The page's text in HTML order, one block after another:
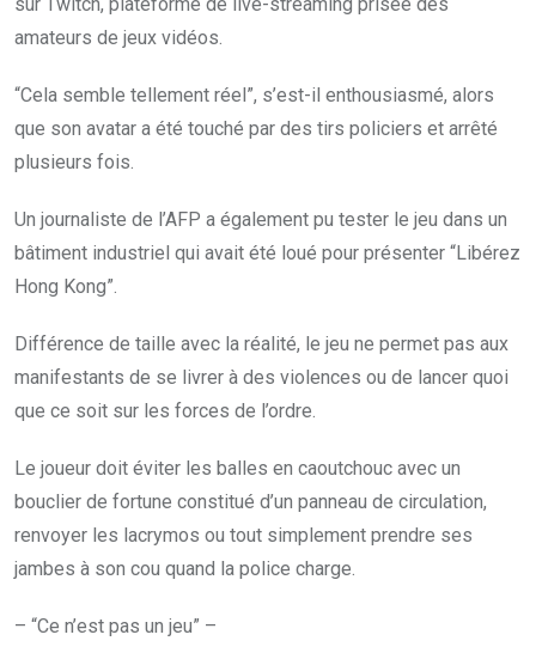
amateurs de jeux vidéos.
“Cela semble tellement réel”, s’est-il enthousiasmé, alors
que son avatar a été touché par des tirs policiers et arrêté
plusieurs fois.
Un journaliste de l’AFP a également pu tester le jeu dans un
bâtiment industriel qui avait été loué pour présenter “Libérez
Hong Kong”.
Différence de taille avec la réalité, le jeu ne permet pas aux
manifestants de se livrer à des violences ou de lancer quoi
que ce soit sur les forces de l’ordre.
Le joueur doit éviter les balles en caoutchouc avec un
bouclier de fortune constitué d’un panneau de circulation,
renvoyer les lacrymos ou tout simplement prendre ses
jambes à son cou quand la police charge.
– “Ce n’est pas un jeu” –